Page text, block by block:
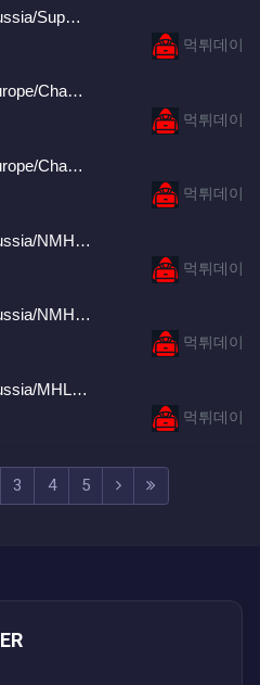
Sup…
등록자먹튀데이
Cha…
등록자먹튀데이
Cha…
등록자먹튀데이
NMH…
등록자먹튀데이
NMH…
등록자먹튀데이
MHL…
등록자먹튀데이
3 4 5 (next)